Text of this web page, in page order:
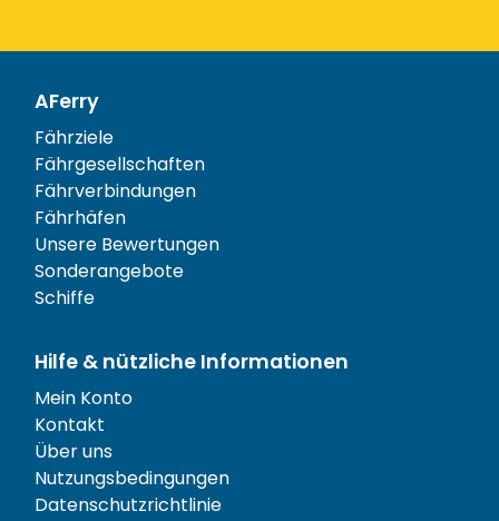
AFerry
Fährziele
Fährgesellschaften
Fährverbindungen
Fährhäfen
Unsere Bewertungen
Sonderangebote
Schiffe
Hilfe & nützliche Informationen
Mein Konto
Kontakt
Über uns
Nutzungsbedingungen
Datenschutzrichtlinie